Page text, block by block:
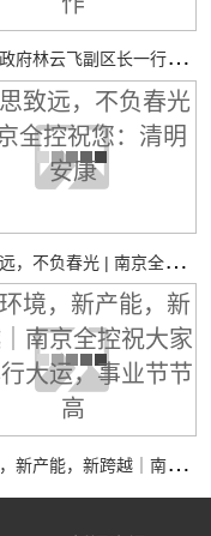
江
宁区政府林云飞副区长一行调研全控仿真平台新工厂项目建设工作
追
思致远，不负春光 | 南京全控祝您：清明安康
新
环境，新产能，新跨越｜南京全控祝大家马年行大运，事业节节高